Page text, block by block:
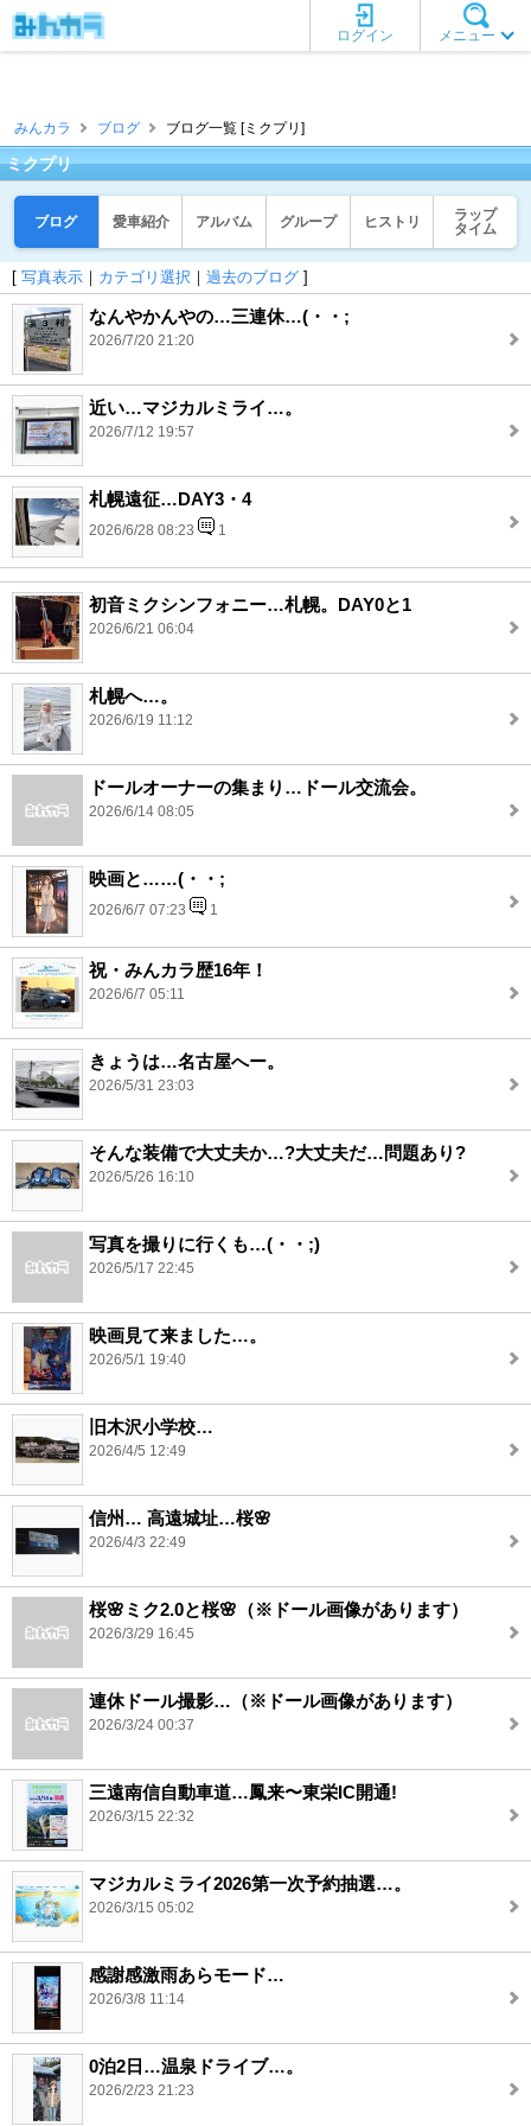
メニュー
ログイン
みんカラ ブログ ブログ一覧 [ミクプリ]
ミクプリ
ブログ 愛車紹介 アルバム グループ ヒストリ
ラップ
タイム
[ 写真表示 ｜ カテゴリ選択 ｜ 過去のブログ ]
なんやかんやの…三連休…(・・;
2026/7/20 21:20
近い…マジカルミライ…。
2026/7/12 19:57
札幌遠征…DAY3・4
2026/6/28 08:23 1
初音ミクシンフォニー…札幌。DAY0と1
2026/6/21 06:04
札幌へ…。
2026/6/19 11:12
ドールオーナーの集まり…ドール交流会。
2026/6/14 08:05
映画と……(・・;
2026/6/7 07:23 1
祝・みんカラ歴16年！
2026/6/7 05:11
きょうは…名古屋へー。
2026/5/31 23:03
そんな装備で大丈夫か…?大丈夫だ…問題あり?
2026/5/26 16:10
写真を撮りに行くも…(・・;)
2026/5/17 22:45
映画見て来ました…。
2026/5/1 19:40
旧木沢小学校…
2026/4/5 12:49
信州… 高遠城址…桜🌸
2026/4/3 22:49
桜🌸ミク2.0と桜🌸（※ドール画像があります）
2026/3/29 16:45
連休ドール撮影…（※ドール画像があります）
2026/3/24 00:37
三遠南信自動車道…鳳来〜東栄IC開通!
2026/3/15 22:32
マジカルミライ2026第一次予約抽選…。
2026/3/15 05:02
感謝感激雨あらモード…
2026/3/8 11:14
0泊2日…温泉ドライブ…。
2026/2/23 21:23